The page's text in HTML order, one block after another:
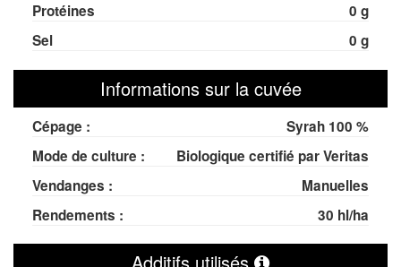
Protéines
0 g
Sel
0 g
Informations sur la cuvée
Cépage :
Syrah 100 %
Mode de culture :
Biologique certifié par Veritas
Vendanges :
Manuelles
Rendements :
30 hl/ha